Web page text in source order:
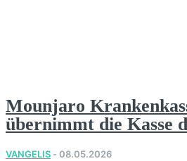
Mounjaro
übernimmt die Kasse
VANGELIS - 08.05.2026